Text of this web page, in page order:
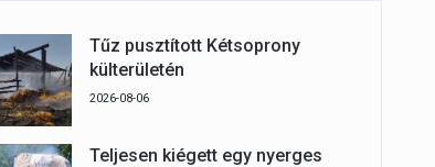
Tűz pusztított Kétsoprony
külterületén
2026-08-06
Teljesen kiégett egy nyerges